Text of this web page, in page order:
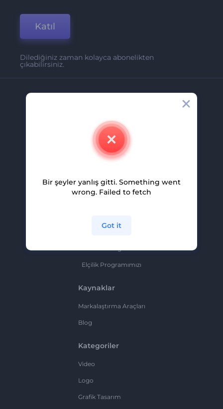
Katıl
Dilediğiniz zaman kolayca abonelikten
çıkabilirsiniz.
İletişim
Kariyer
Ortaklık Programı
Elçilik Programımızı
Kaynaklar
Markalaştırma Araçları
Blog
Kategoriler
Video
Logo
Grafik Tasarım
Bir şeyler yanlış gitti. Something went
wrong. Failed to fetch
Got it